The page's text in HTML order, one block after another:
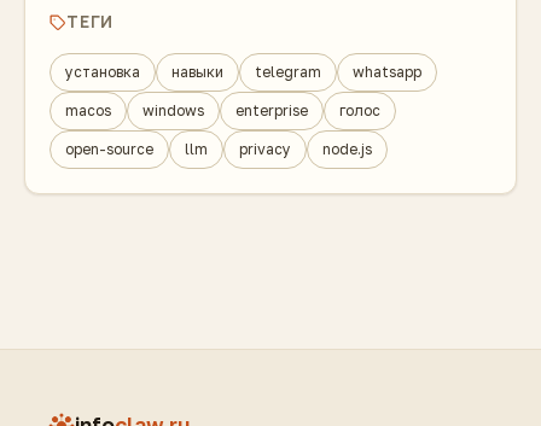
ТЕГИ
установка навыки telegram whatsapp
macos windows enterprise голос
open-source llm privacy node.js